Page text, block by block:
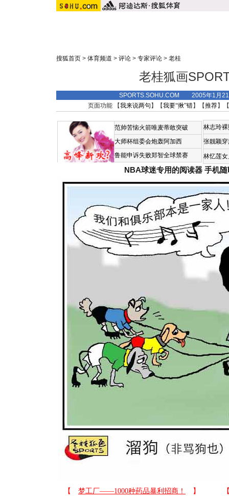
搜狐首页 > 体育频道 > 评论 > 专家评论 > 老桂
老桂狐画
SPORTS.SOHU.COM 2005年1月
页面功能 【我来说两句 】【我要“揪”错】【推荐】
范帅苦恼火箭唯麦蒂敢突破
大师杯组委会炮轰阿加西
鲁能申诉失败郑智全球禁赛
林志玲
张靓颖
林忆莲
NBA球迷专用的阅读器 手机